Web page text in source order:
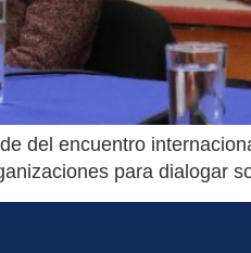
del encuentro
para dialogar